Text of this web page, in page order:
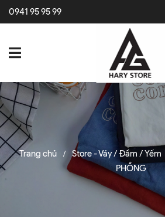
0941 95 95 99
Trang chủ / Store - Váy / Đầm / Yếm
PHỒNG